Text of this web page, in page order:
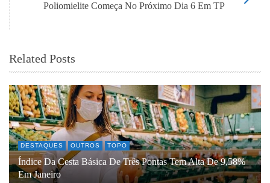
Poliomielite Começa No Próximo Dia 6 Em TP
Related Posts
DESTAQUES OUTROS TOPO
Índice Da Cesta Básica De Três Pontas Tem Alta De 9,58%
Em Janeiro